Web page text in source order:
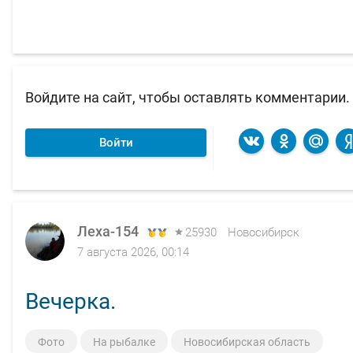
Войдите на сайт, чтобы оставлять комментарии.
Войти
Леха-154 25930
Новосибирск
7 августа 2026, 00:14
Вечерка.
Фото На рыбалке Новосибирская область
Леха-154 25930
Новосибирск
4 августа 2026, 12:52
Собака утку нашел, за
Фото На рыбалке Новосибирская область